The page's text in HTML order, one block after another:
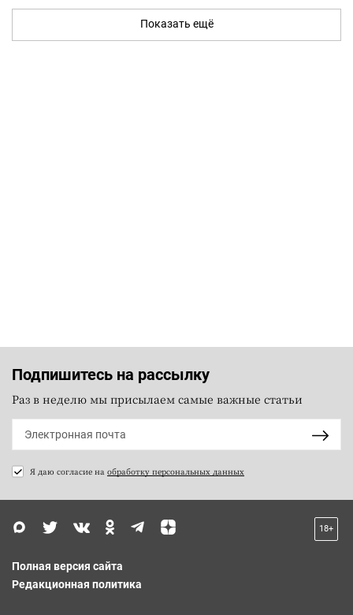
Показать ещё
Подпишитесь на рассылку
Раз в неделю мы присылаем самые важные статьи
Я даю согласие на обработку персональных данных
18+
Полная версия сайта
Редакционная политика